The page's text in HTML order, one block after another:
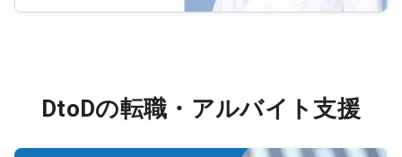
DtoDの転職・アルバイト支援